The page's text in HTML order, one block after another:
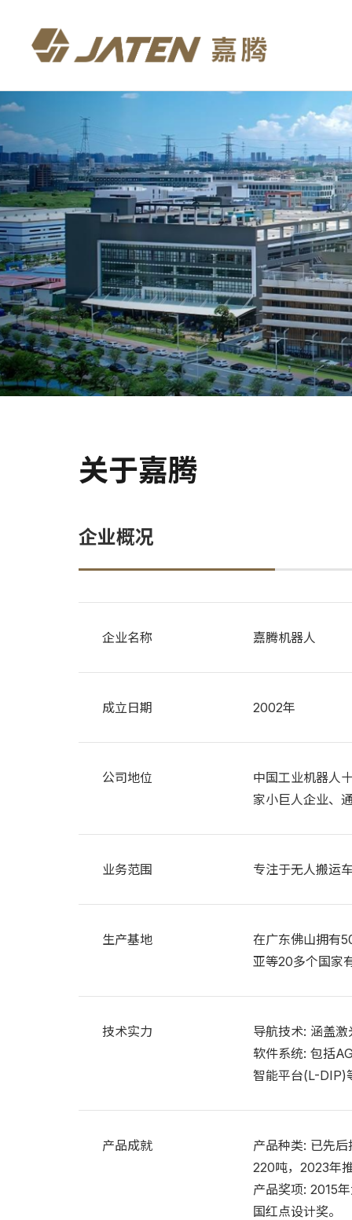
关于嘉腾
企业概况
企业名称 嘉腾机器人
成立日期 2002年
公司地位
中国工业机器人
家小巨人企业、
业务范围 专注于无人搬运
生产基地
在广东佛山拥有
亚等20多个国家
技术实力
导航技术: 涵盖
软件系统: 包括
智能平台(L-DIP)
产品成就
产品种类: 已先
220吨，2023年
产品奖项: 2015
国红点设计奖。